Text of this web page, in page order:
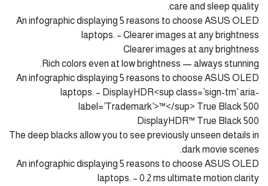
care and sleep quality.
An infographic displaying 5 reasons to choose ASUS OLED
laptops. – Clearer images at any brightness
Clearer images at any brightness
Rich colors even at low brightness — always stunning.
An infographic displaying 5 reasons to choose ASUS OLED
laptops. – DisplayHDR<sup class=’sign-tm’ aria-
label=’Trademark’>™</sup> True Black 500
DisplayHDR™ True Black 500
The deep blacks allow you to see previously unseen details in
dark movie scenes.
An infographic displaying 5 reasons to choose ASUS OLED
laptops. – 0.2 ms ultimate motion clarity